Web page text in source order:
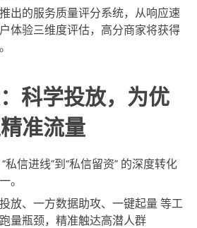
出的服务质量评分系统，从响应速
体验三维度评估，高分商家将获得
科学投放，为优
准流量
私信进线”到“私信留资” 的深度转化
。
放、一方数据助攻、一键起量 等工
量瓶颈，精准触达高潜人群